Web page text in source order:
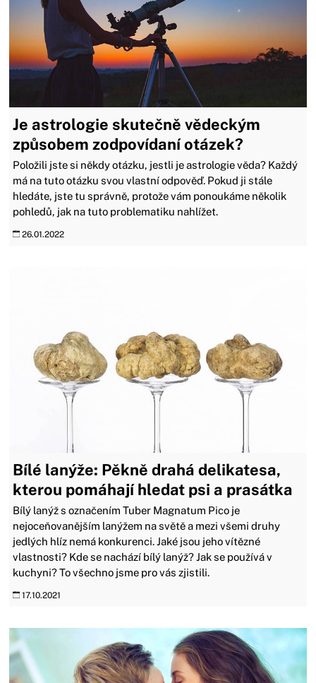
Je astrologie skutečně vědeckým
způsobem zodpovídaní otázek?
Položili jste si někdy otázku, jestli je astrologie věda? Každý
má na tuto otázku svou vlastní odpověď. Pokud ji stále
hledáte, jste tu správně, protože vám ponoukáme několik
pohledů, jak na tuto problematiku nahlížet.
26.01.2022
Bílé lanýže: Pěkně drahá delikatesa,
kterou pomáhají hledat psi a prasátka
Bílý lanýž s označením Tuber Magnatum Pico je
nejoceňovanějším lanýžem na světě a mezi všemi druhy
jedlých hlíz nemá konkurenci. Jaké jsou jeho vítězné
vlastnosti? Kde se nachází bílý lanýž? Jak se používá v
kuchyni? To všechno jsme pro vás zjistili.
17.10.2021